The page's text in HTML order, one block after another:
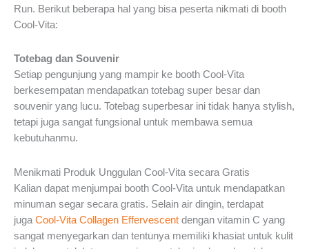
Run. Berikut beberapa hal yang bisa peserta nikmati di booth
Cool-Vita:
Totebag dan Souvenir
Setiap pengunjung yang mampir ke booth Cool-Vita
berkesempatan mendapatkan totebag super besar dan
souvenir yang lucu. Totebag superbesar ini tidak hanya stylish,
tetapi juga sangat fungsional untuk membawa semua
kebutuhanmu.
Menikmati Produk Unggulan Cool-Vita secara Gratis
Kalian dapat menjumpai booth Cool-Vita untuk mendapatkan
minuman segar secara gratis. Selain air dingin, terdapat
juga Cool-Vita Collagen Effervescent dengan vitamin C yang
sangat menyegarkan dan tentunya memiliki khasiat untuk kulit